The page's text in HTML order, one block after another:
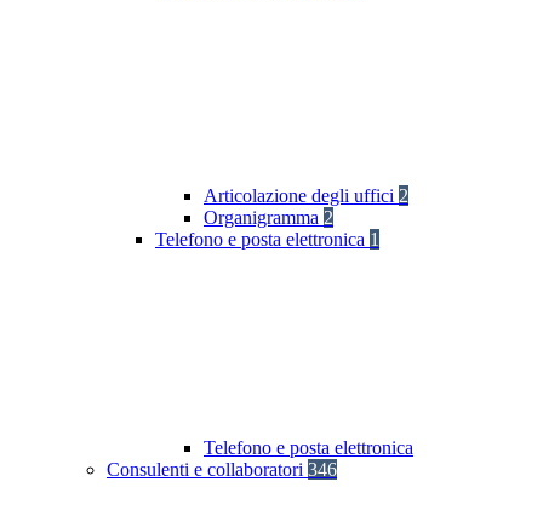
Articolazione degli uffici 2
Organigramma 2
Telefono e posta elettronica 1
Telefono e posta elettronica
Consulenti e collaboratori 346